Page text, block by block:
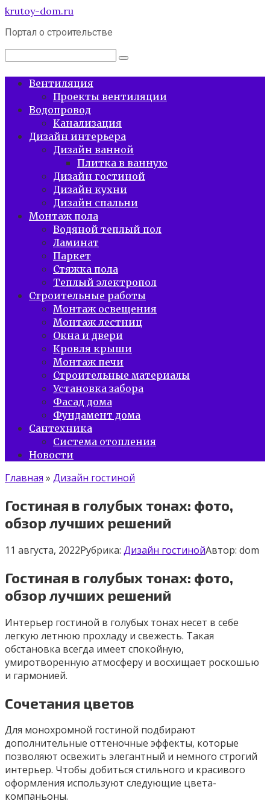
Перейти
контенту
krutoy-dom.ru
Портал о строительстве
Поиск:
Вентиляция
Проекты вентиляции
Водопровод
Канализация
Дизайн интерьера
Дизайн ванной
Плитка в ванную
Дизайн гостиной
Дизайн кухни
Дизайн спальни
Монтаж пола
Водяной теплый пол
Ламинат
Паркет
Стяжка пола
Теплый электропол
Строительные работы
Монтаж освещения
Монтаж лестниц
Окна и двери
Кровля крыши
Монтаж печи
Строительные материалы
Установка забора
Фасад дома
Фундамент дома
Сантехника
Система отопления
Новости
Главная » Дизайн гостиной
Гостиная в голубых тонах: фото,
обзор лучших решений
11 августа, 2022Рубрика: Дизайн гостинойАвтор: dom
Гостиная в голубых тонах: фото,
обзор лучших решений
Интерьер гостиной в голубых тонах несет в себе
легкую летнюю прохладу и свежесть. Такая
обстановка всегда имеет спокойную,
умиротворенную атмосферу и восхищает роскошью
и гармонией.
Сочетания цветов
Для монохромной гостиной подбирают
дополнительные оттеночные эффекты, которые
позволяют освежить элегантный и немного строгий
интерьер. Чтобы добиться стильного и красивого
оформления используют следующие цвета-
компаньоны.